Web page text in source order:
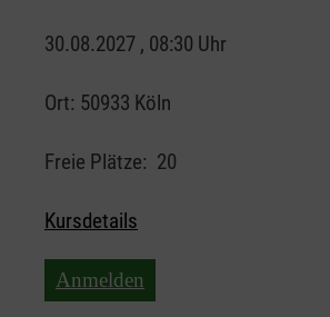
30.08.2027 , 08:30 Uhr
Ort: 50933 Köln
Freie Plätze: 20
Kursdetails
Anmelden